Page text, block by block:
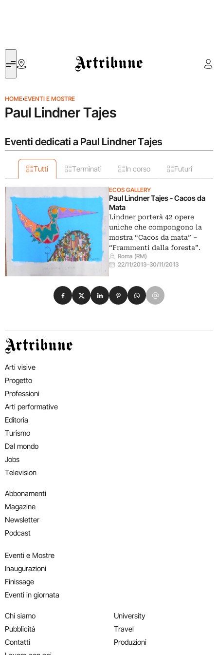
Artribune
HOME›EVENTI E MOSTRE
Paul Lindner Tajes
Eventi dedicati a Paul Lindner Tajes
Tutti Terminati In corso Futuri
ECOS GALLERY
Paul Lindner Tajes - Cacos da
Mata
Lindner porterà 42 opere
uniche che compongono la
mostra “Cacos da mata” –
“Frammenti dalla foresta”.
Roma (RM)
22/11/2013–30/11/2013
Condividi su Facebook
Condividi su X
Condividi su LinkedIn
Condividi su Pinterest
Condividi su WhatsApp
Condividi su Email
Artribune
Arti visive
Progetto
Professioni
Arti performative
Editoria
Turismo
Dal mondo
Jobs
Television
Abbonamenti
Magazine
Newsletter
Podcast
Eventi e Mostre
Inaugurazioni
Finissage
Eventi in giornata
Chi siamo
Pubblicità
Contatti
University
Travel
Produzioni